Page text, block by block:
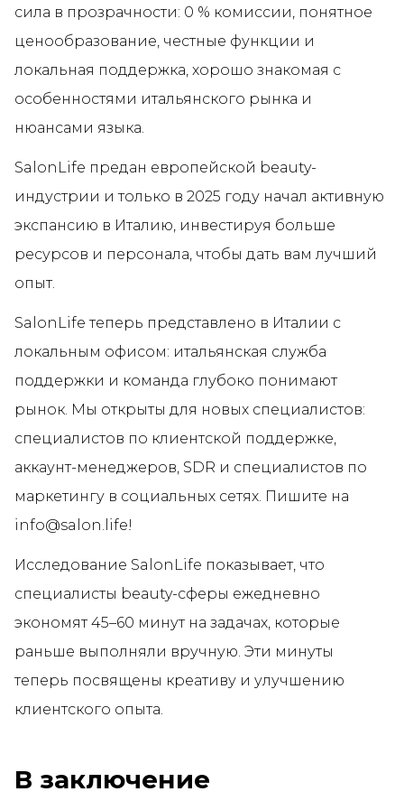
сила в прозрачности: 0 % комиссии, понятное
ценообразование, честные функции и
локальная поддержка, хорошо знакомая с
особенностями итальянского рынка и
нюансами языка.
SalonLife предан европейской beauty-
индустрии и только в 2025 году начал активную
экспансию в Италию, инвестируя больше
ресурсов и персонала, чтобы дать вам лучший
опыт.
SalonLife теперь представлено в Италии с
локальным офисом: итальянская служба
поддержки и команда глубоко понимают
рынок. Мы открыты для новых специалистов:
специалистов по клиентской поддержке,
аккаунт-менеджеров, SDR и специалистов по
маркетингу в социальных сетях. Пишите на
info@salon.life!
Исследование SalonLife показывает, что
специалисты beauty-сферы ежедневно
экономят 45–60 минут на задачах, которые
раньше выполняли вручную. Эти минуты
теперь посвящены креативу и улучшению
клиентского опыта.
В заключение